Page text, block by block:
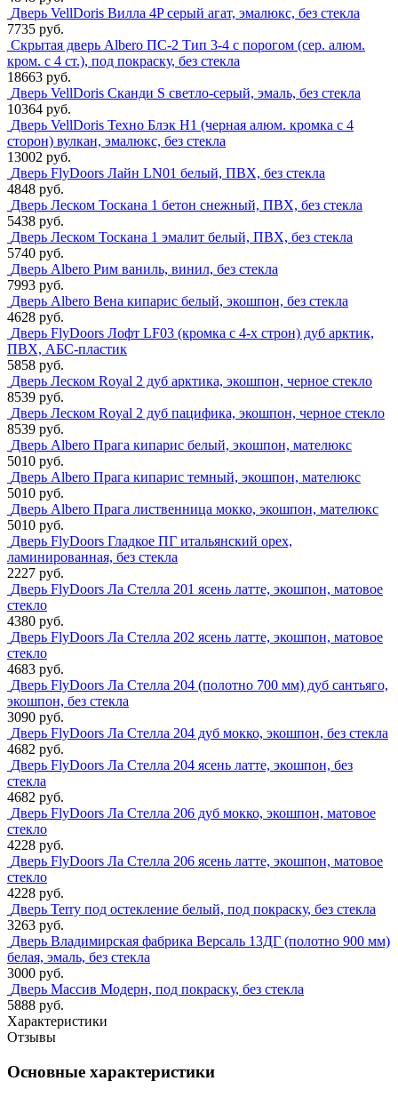
Дверь VellDoris Вилла 4P серый агат, эмалюкс, без стекла
7735 руб.
Скрытая дверь Albero ПС-2 Тип 3-4 с порогом (сер. алюм.
кром. с 4 ст.), под покраску, без стекла
18663 руб.
Дверь VellDoris Сканди S светло-серый, эмаль, без стекла
10364 руб.
Дверь VellDoris Техно Блэк H1 (черная алюм. кромка с 4
сторон) вулкан, эмалюкс, без стекла
13002 руб.
Дверь FlyDoors Лайн LN01 белый, ПВХ, без стекла
4848 руб.
Дверь Леском Тоскана 1 бетон снежный, ПВХ, без стекла
5438 руб.
Дверь Леском Тоскана 1 эмалит белый, ПВХ, без стекла
5740 руб.
Дверь Albero Рим ваниль, винил, без стекла
7993 руб.
Дверь Albero Вена кипарис белый, экошпон, без стекла
4628 руб.
Дверь FlyDoors Лофт LF03 (кромка с 4-х строн) дуб арктик,
ПВХ, АБС-пластик
5858 руб.
Дверь Леском Royal 2 дуб арктика, экошпон, черное стекло
8539 руб.
Дверь Леском Royal 2 дуб пацифика, экошпон, черное стекло
8539 руб.
Дверь Albero Прага кипарис белый, экошпон, мателюкс
5010 руб.
Дверь Albero Прага кипарис темный, экошпон, мателюкс
5010 руб.
Дверь Albero Прага лиственница мокко, экошпон, мателюкс
5010 руб.
Дверь FlyDoors Гладкое ПГ итальянский орех,
ламинированная, без стекла
2227 руб.
Дверь FlyDoors Ла Стелла 201 ясень латте, экошпон, матовое
стекло
4380 руб.
Дверь FlyDoors Ла Стелла 202 ясень латте, экошпон, матовое
стекло
4683 руб.
Дверь FlyDoors Ла Стелла 204 (полотно 700 мм) дуб сантьяго,
экошпон, без стекла
3090 руб.
Дверь FlyDoors Ла Стелла 204 дуб мокко, экошпон, без стекла
4682 руб.
Дверь FlyDoors Ла Стелла 204 ясень латте, экошпон, без
стекла
4682 руб.
Дверь FlyDoors Ла Стелла 206 дуб мокко, экошпон, матовое
стекло
4228 руб.
Дверь FlyDoors Ла Стелла 206 ясень латте, экошпон, матовое
стекло
4228 руб.
Дверь Terry под остекление белый, под покраску, без стекла
3263 руб.
Дверь Владимирская фабрика Версаль 13ДГ (полотно 900 мм)
белая, эмаль, без стекла
3000 руб.
Дверь Массив Модерн, под покраску, без стекла
5888 руб.
Характеристики
Отзывы
Основные характеристики